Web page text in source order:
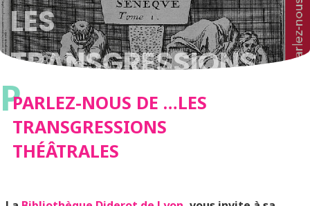
LES
TRANSGRESSIONS
THÉÂTRALES
PPARLEZ-NOUS DE …LES
TRANSGRESSIONS
THÉÂTRALES